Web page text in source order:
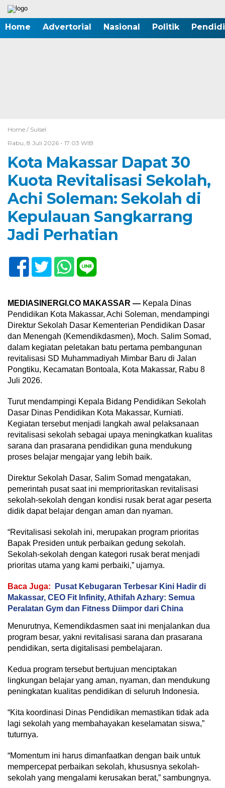
Home Advertorial Nasional Politik
Home / Sulsel
Rabu, 8 Juli 2026 - 17:03 WIB
Kota Makassar Dapat 30
Kuota Revitalisasi Sekolah,
Achi Soleman: Sekolah di
Kepulauan Sangkarrang
Jadi Perhatian
MEDIASINERGI.CO MAKASSAR — Kepala Dinas
Pendidikan Kota Makassar, Achi Soleman, mendampingi
Direktur Sekolah Dasar Kementerian Pendidikan Dasar
dan Menengah (Kemendikdasmen), Moch. Salim Somad,
dalam kegiatan peletakan batu pertama pembangunan
revitalisasi SD Muhammadiyah Mimbar Baru di Jalan
Pongtiku, Kecamatan Bontoala, Kota Makassar, Rabu 8
Juli 2026.
Turut mendampingi Kepala Bidang Pendidikan Sekolah
Dasar Dinas Pendidikan Kota Makassar, Kurniati.
Kegiatan tersebut menjadi langkah awal pelaksanaan
revitalisasi sekolah sebagai upaya meningkatkan kualitas
sarana dan prasarana pendidikan guna mendukung
proses belajar mengajar yang lebih baik.
Direktur Sekolah Dasar, Salim Somad mengatakan,
pemerintah pusat saat ini memprioritaskan revitalisasi
sekolah-sekolah dengan kondisi rusak berat agar peserta
didik dapat belajar dengan aman dan nyaman.
“Revitalisasi sekolah ini, merupakan program prioritas
Bapak Presiden untuk perbaikan gedung sekolah.
Sekolah-sekolah dengan kategori rusak berat menjadi
prioritas utama yang kami perbaiki,” ujarnya.
Baca Juga:
Pusat Kebugaran Terbesar Kini Hadir di
Makassar, CEO Fit Infinity, Athifah Azhary: Semua
Peralatan Gym dan Fitness Diimpor dari China
Menurutnya, Kemendikdasmen saat ini menjalankan dua
program besar, yakni revitalisasi sarana dan prasarana
pendidikan, serta digitalisasi pembelajaran.
Kedua program tersebut bertujuan menciptakan
lingkungan belajar yang aman, nyaman, dan mendukung
peningkatan kualitas pendidikan di seluruh Indonesia.
“Kita koordinasi Dinas Pendidikan memastikan tidak ada
lagi sekolah yang membahayakan keselamatan siswa,”
tuturnya.
“Momentum ini harus dimanfaatkan dengan baik untuk
mempercepat perbaikan sekolah, khususnya sekolah-
sekolah yang mengalami kerusakan berat,” sambungnya.